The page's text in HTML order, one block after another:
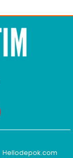
Hellodepok.com